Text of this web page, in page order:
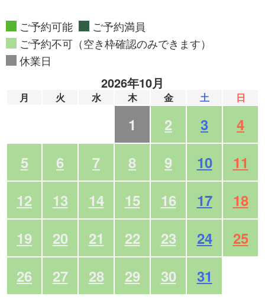
ご予約可能
ご予約満員
ご予約不可（空き枠確認のみできます）
休業日
2026年10月
月 火 水 木 金 土 日
1 2 3
4
5
6 7 8 9 10
11
12
13 14 15 16 17
18
19
20 21 22 23 24
25
26
27 28 29 30 31